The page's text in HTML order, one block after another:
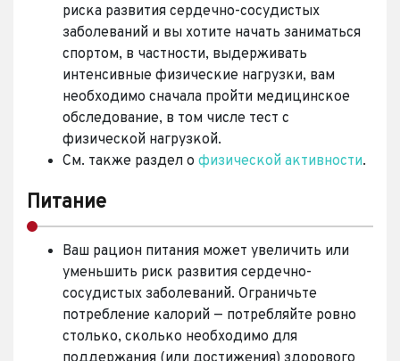
риска развития сердечно-сосудистых
заболеваний и вы хотите начать заниматься
спортом, в частности, выдерживать
интенсивные физические нагрузки, вам
необходимо сначала пройти медицинское
обследование, в том числе тест с
физической нагрузкой.
См. также раздел о физической активности.
Питание
Ваш рацион питания может увеличить или
уменьшить риск развития сердечно-
сосудистых заболеваний. Ограничьте
потребление калорий — потребляйте ровно
столько, сколько необходимо для